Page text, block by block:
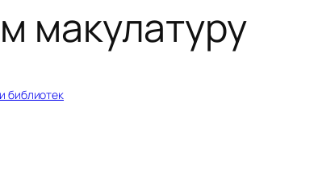
макулатуру
библиотек